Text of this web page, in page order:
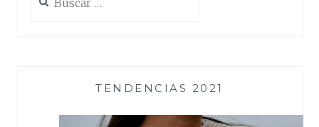
TENDENCIAS 2021